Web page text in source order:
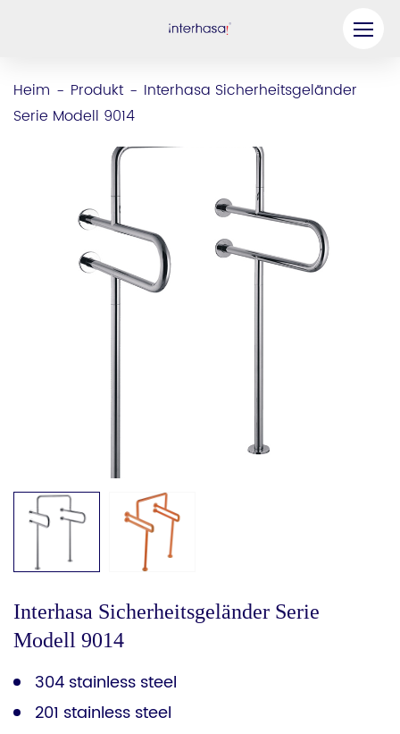
Heim - Produkt - Interhasa Sicherheitsgeländer
Serie Modell 9014
Interhasa Sicherheitsgeländer Serie
Modell 9014
304 stainless steel
201 stainless steel
Unternehmen
Werden Sie unser Partner
Ressourcen
Kontaktieren Sie uns